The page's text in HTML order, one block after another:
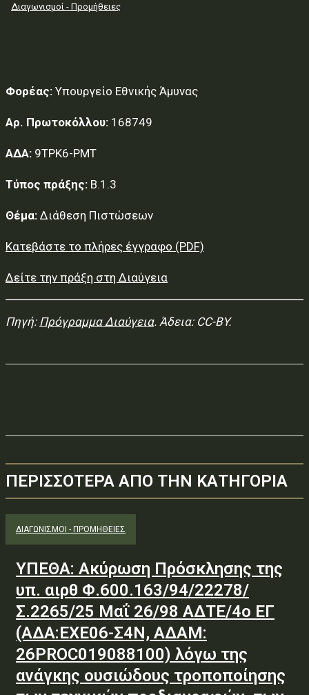
Διαγωνισμοί - Προμήθειες
Φορέας: Υπουργείο Εθνικής Άμυνας
Αρ. Πρωτοκόλλου: 168749
ΑΔΑ: 9ΤΡΚ6-ΡΜΤ
Τύπος πράξης: Β.1.3
Θέμα: Διάθεση Πιστώσεων
Κατεβάστε το πλήρες έγγραφο (PDF)
Δείτε την πράξη στη Διαύγεια
Πηγή: Πρόγραμμα Διαύγεια. Άδεια: CC-BY.
ΠΕΡΙΣΣΟΤΕΡΑ ΑΠΟ ΤΗΝ ΚΑΤΗΓΟΡΙΑ
ΔΙΑΓΩΝΙΣΜΟΊ - ΠΡΟΜΉΘΕΙΕΣ
ΥΠΕΘΑ: Ακύρωση Πρόσκλησης της
υπ. αιρθ Φ.600.163/94/22278/
Σ.2265/25 Μαΐ 26/98 ΑΔΤΕ/4ο ΕΓ
(ΑΔΑ:ΕΧΕ06-Σ4Ν, ΑΔΑΜ:
26PROC019088100) λόγω της
ανάγκης ουσιώδους τροποποίησης